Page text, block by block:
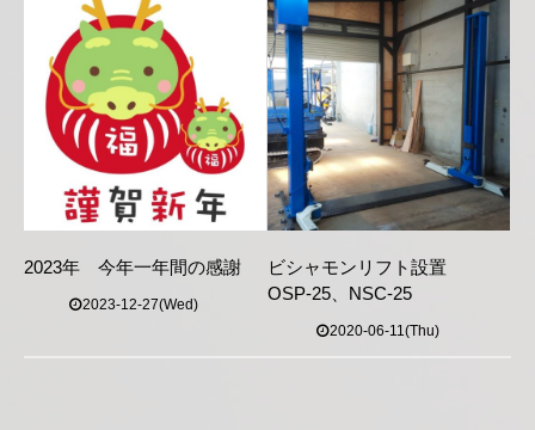
2023年 今年一年間の感謝
2023-12-27(Wed)
ビシャモンリフト設置
OSP-25、NSC-25
2020-06-11(Thu)